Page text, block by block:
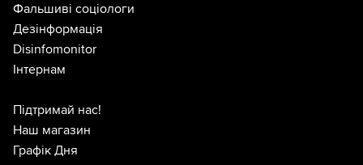
Фальшиві соціологи
Дезінформація
Disinfomonitor
Інтернам
Підтримай нас!
Наш магазин
Графік Дня